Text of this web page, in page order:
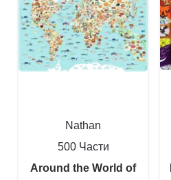
Nathan
500 Части
Around the World of